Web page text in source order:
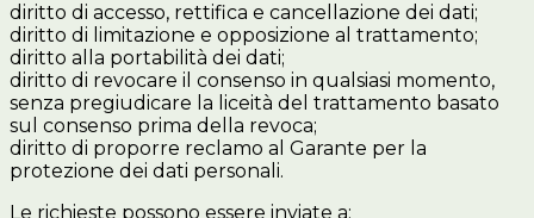
diritto di accesso, rettifica e cancellazione dei dati;
diritto di limitazione e opposizione al trattamento;
diritto alla portabilità dei dati;
diritto di revocare il consenso in qualsiasi momento,
senza pregiudicare la liceità del trattamento basato
sul consenso prima della revoca;
diritto di proporre reclamo al Garante per la
protezione dei dati personali.
Le richieste possono essere inviate a: